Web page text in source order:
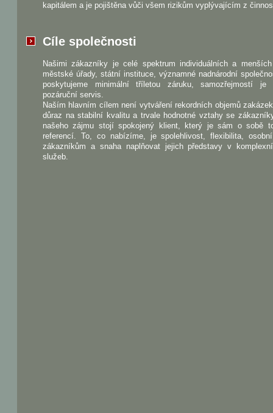
kapitálem a je pojištěna vůči všem rizikům vyplývajícím z
Cíle společnosti
Našimi zákazníky je celé spektrum individuálních a
městské úřady, státní instituce, významné nadnárodní
poskytujeme minimální tříletou záruku, samozřejmostí
pozáruční servis.
Naším hlavním cílem není vytváření rekordních objemů
důraz na stabilní kvalitu a trvale hodnotné vztahy se
našeho zájmu stojí spokojený klient, který je sám o sobě
referencí. To, co nabízíme, je spolehlivost, flexibilita,
zákazníkům a snaha naplňovat jejich představy v
služeb.